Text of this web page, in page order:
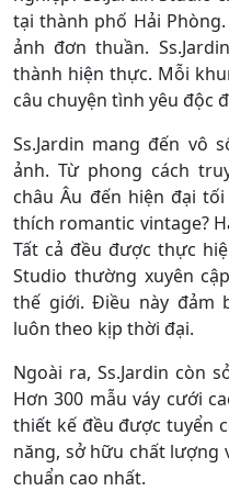
tại thành phố Hải
ảnh đơn thuần.
thành hiện thực. Mỗi
câu chuyện tình yêu độc
Ss.Jardin mang đến vô
ảnh. Từ phong cách
châu Âu đến hiện đại
thích romantic vintage?
Tất cả đều được thực
Studio thường xuyên
thế giới. Điều này đảm
luôn theo kịp thời đại.
Ngoài ra, Ss.Jardin còn
Hơn 300 mẫu váy cưới
thiết kế đều được tuyển
năng, sở hữu chất lượng
chuẩn cao nhất.